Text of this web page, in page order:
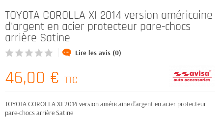
TOYOTA COROLLA XI 2014 version américaine
d'argent en acier protecteur pare-chocs
arrière Satine
Lire les avis (0)
46,00 € TTC
TOYOTA COROLLA XI 2014 version américaine d'argent en acier protecteur
pare-chocs arrière Satine